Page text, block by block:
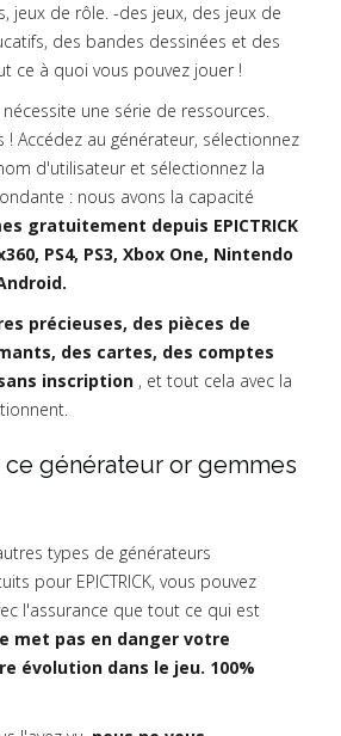
jeux de rôle. -des jeux, des jeux de
des bandes dessinées et des
ce à quoi vous pouvez jouer !
une série de ressources.
! Accédez au générateur, sélectionnez
d'utilisateur et sélectionnez la
: nous avons la capacité
gratuitement depuis EPICTRICK
PS4, PS3, Xbox One, Nintendo
précieuses, des pièces de
des cartes, des comptes
inscription , et tout cela avec la
ce générateur or gemmes
types de générateurs
pour EPICTRICK, vous pouvez
l'assurance que tout ce qui est
met pas en danger votre
évolution dans le jeu. 100%